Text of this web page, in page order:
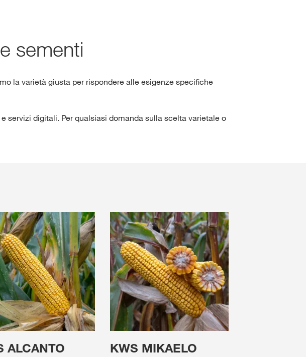
Contenuti esclusivi con
ACCESSO
sementi
la varietà giusta per rispondere alle esigenze specifiche
digitali. Per qualsiasi domanda sulla scelta varietale o
ALCANTO KWS MIKAELO